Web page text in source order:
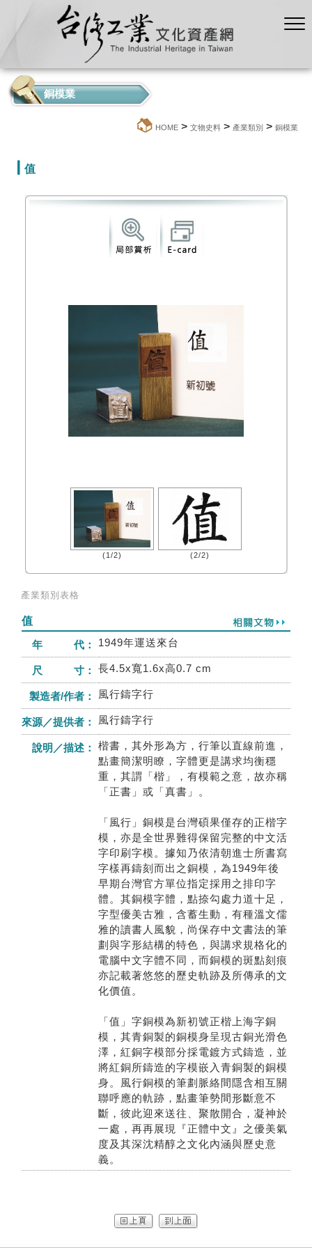
銅模業
HOME > 文物史料 > 產業類別 > 銅模業
值
(1/2) (2/2)
產業類別表格
值
年 代：
1949年運送來台
尺 寸： 長4.5x寬1.6x高0.7 cm
製造者/作者： 風行鑄字行
來源／提供者： 風行鑄字行
說明／描述：
楷書，其外形為方，行筆以直線前進，
點畫簡潔明瞭，字體更是講求均衡穩
重，其謂「楷」，有模範之意，故亦稱
「正書」或「真書」。
「風行」銅模是台灣碩果僅存的正楷字
模，亦是全世界難得保留完整的中文活
字印刷字模。據知乃依清朝進士所書寫
字樣再鑄刻而出之銅模，為1949年後
早期台灣官方單位指定採用之排印字
體。其銅模字體，點捺勾處力道十足，
字型優美古雅，含蓄生動，有種溫文儒
雅的讀書人風貌，尚保存中文書法的筆
劃與字形結構的特色，與講求規格化的
電腦中文字體不同，而銅模的斑點刻痕
亦記載著悠悠的歷史軌跡及所傳承的文
化價值。
「值」字銅模為新初號正楷上海字銅
模，其青銅製的銅模身呈現古銅光滑色
澤，紅銅字模部分採電鍍方式鑄造，並
將紅銅所鑄造的字模嵌入青銅製的銅模
身。風行銅模的筆劃脈絡間隱含相互關
聯呼應的軌跡，點畫筆勢間形斷意不
斷，彼此迎來送往、聚散開合，凝神於
一處，再再展現『正體中文』之優美氣
度及其深沈精醇之文化內涵與歷史意
義。